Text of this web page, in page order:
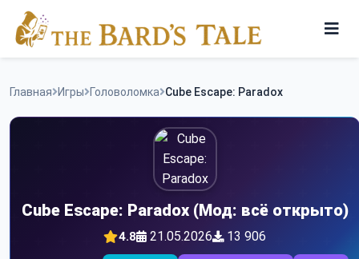
content
Программы
Главная Игры Головоломка Cube Escape: Paradox
Cube Escape: Paradox (Мод: всё открыто)
4.8 21.05.2026 13 906